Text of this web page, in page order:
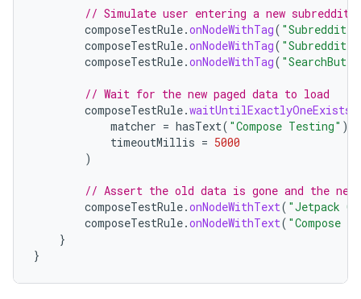
// Simulate user entering a new
composeTestRule.onNodeWithTag(
composeTestRule.onNodeWithTag(
composeTestRule.onNodeWithTag(
// Wait for the new paged data to load
composeTestRule.waitUntilExactlyOneExists
matcher = hasText( "Compose Testing" ),
timeoutMillis = 5000
)
// Assert the old data is gone and the
composeTestRule.onNodeWithText( "Jetpack
composeTestRule.onNodeWithText( "Compose
}
}